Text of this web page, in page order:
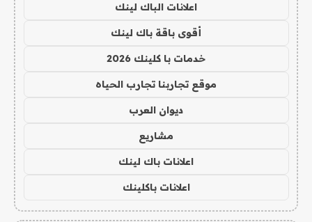
اعلانات الباك لينك
أقوى باقة باك لينك
خدمات با كلينك 2026
موقع تجاربنا تجارب الحياه
ديوان العرب
مشاريع
اعلانات باك لينك
اعلانات باكلينك